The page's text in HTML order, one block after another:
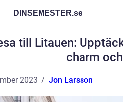
DINSEMESTER.se
till Litauen:
charm
2023 Jon Larsson